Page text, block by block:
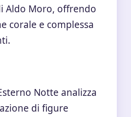
Aldo Moro, offrendo
corale e complessa
Notte analizza
di figure